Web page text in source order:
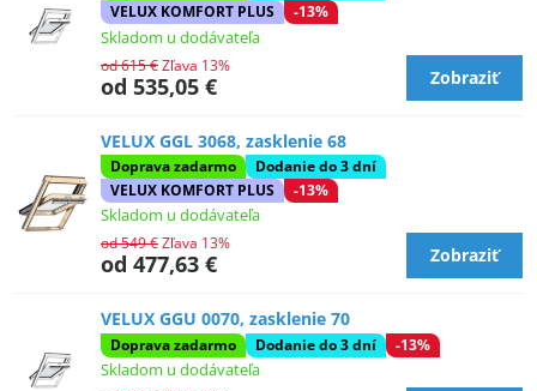
VELUX KOMFORT PLUS
-13%
Skladom u dodávateľa
od 535,05 €
od 615 €Zľava 13%
Zobraziť
VELUX GGL 3068, zasklenie 68
Doprava zadarmo
Dodanie do 3 dní
VELUX KOMFORT PLUS
-13%
Skladom u dodávateľa
od 477,63 €
od 549 €Zľava 13%
Zobraziť
VELUX GGU 0070, zasklenie 70
Doprava zadarmo Dodanie do 3 dní -13%
Skladom u dodávateľa